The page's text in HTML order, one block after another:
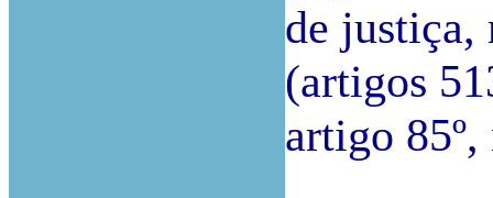
de justiça,
(artigos
artigo